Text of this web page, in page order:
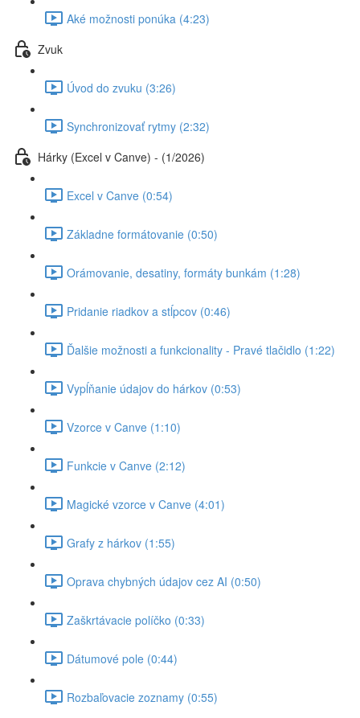
Aké možnosti ponúka (4:23)
Zvuk
Úvod do zvuku (3:26)
Synchronizovať rytmy (2:32)
Hárky (Excel v Canve) - (1/2026)
Excel v Canve (0:54)
Základne formátovanie (0:50)
Orámovanie, desatiny, formáty bunkám (1:28)
Pridanie riadkov a stĺpcov (0:46)
Ďalšie možnosti a funkcionality - Pravé tlačidlo (1:22)
Vypĺňanie údajov do hárkov (0:53)
Vzorce v Canve (1:10)
Funkcie v Canve (2:12)
Magické vzorce v Canve (4:01)
Grafy z hárkov (1:55)
Oprava chybných údajov cez AI (0:50)
Zaškrtávacie políčko (0:33)
Dátumové pole (0:44)
Rozbaľovacie zoznamy (0:55)